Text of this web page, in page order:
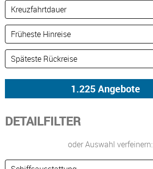
DETAILFILTER
oder Auswahl verfeinern: